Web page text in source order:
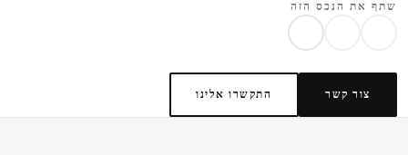
שתף את הנכס הזה
צור קשר התקשרו אלינו